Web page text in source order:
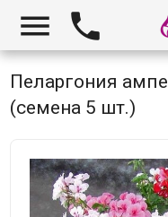
 
Пеларгония
(семена 5 шт.)